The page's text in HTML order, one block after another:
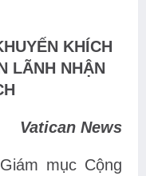
KHÍCH
LÃNH NHẬN
Vatican News
mục Cộng